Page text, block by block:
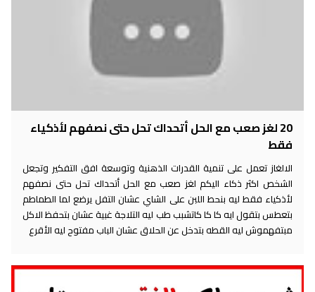
20 لغز صعب مع الحل أتحداك تحل حتى نصفهم لأذكياء
فقط
الالغاز تعمل على تنمية القدرات الذهنية وتوسعة افق التفكير وتجعل
الشخص اكثر ذكاء اليكم لغز صعب مع الحل أتحداك تحل حتى نصفهم
لأذكياء فقط ليه بنحط اللبن على الشاي عشان التفل يرضع لما الطماطم
بتعطس بتقول ايه كا كا كاتشبب طب ليه التلاجة غبية عشان بتحفظ الاكل
مبتفهموش ليه القطه بتدخل عن الحلاق عشان الباب مفتوح ليه الأقرع